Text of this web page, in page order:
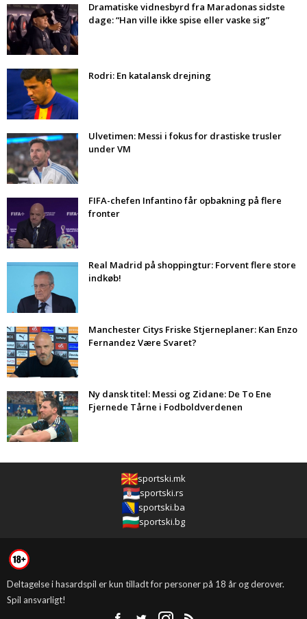
Dramatiske vidnesbyrd fra Maradonas sidste
dage: “Han ville ikke spise eller vaske sig”
Rodri: En katalansk drejning
Ulvetimen: Messi i fokus for drastiske trusler
under VM
FIFA-chefen Infantino får opbakning på flere
fronter
Real Madrid på shoppingtur: Forvent flere store
indkøb!
Manchester Citys Friske Stjerneplaner: Kan Enzo
Fernandez Være Svaret?
Ny dansk titel: Messi og Zidane: De To Ene
Fjernede Tårne i Fodboldverdenen
sportski.mk
sportski.rs
sportski.ba
sportski.bg
Deltagelse i hasardspil er kun tilladt for personer på 18 år og derover.
Spil ansvarligt!